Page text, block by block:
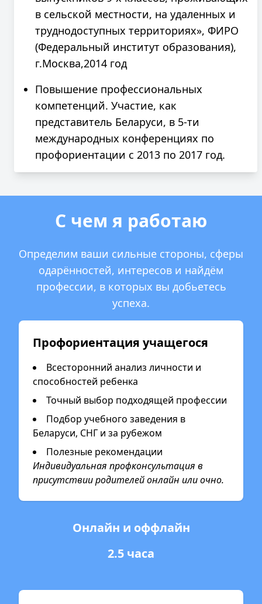
в сельской местности, на удаленных и
труднодоступных территориях», ФИРО
(Федеральный институт образования),
г.Москва,2014 год
Повышение профессиональных
компетенций. Участие, как
представитель Беларуси, в 5-ти
международных конференциях по
профориентации с 2013 по 2017 год.
С чем я работаю
Определим ваши сильные стороны, сферы
одарённостей, интересов и найдём
профессии, в которых вы добьетесь
успеха.
Профориентация учащегося
Всесторонний анализ личности и
способностей ребенка
Точный выбор подходящей профессии
Подбор учебного заведения в
Беларуси, СНГ и за рубежом
Полезные рекомендации
Индивидуальная профконсультация в
присутствии родителей онлайн или очно.
Онлайн и оффлайн
2.5 часа